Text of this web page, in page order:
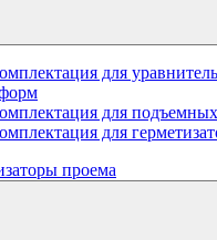
для
для
для
проема